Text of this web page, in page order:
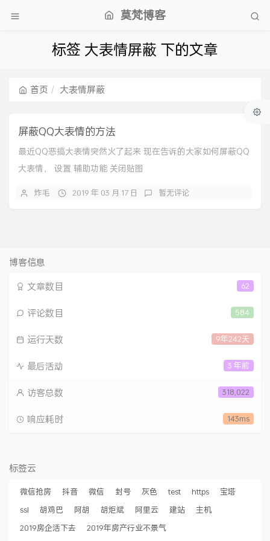
莫梵博客
标签 大表情屏蔽 下的文章
首页 大表情屏蔽
屏蔽QQ大表情的方法
最近QQ恶搞大表情突然火了起来 现在告诉的大家如何屏蔽QQ
大表情， 设置 辅助功能 关闭贴图
炸毛 2019 年 03 月 17 日 暂无评论
博客信息
62
文章数目
584
评论数目
9年242天
运行天数
3 年前
最后活动
318,022
访客总数
143ms
响应耗时
标签云
微信抢房 抖音 微信 封号 灰色 test https
宝塔
ssl
胡鸡巴 阿胡 胡炬斌 阿里云 建站
主机
2019房企活下去
2019年房产行业不景气